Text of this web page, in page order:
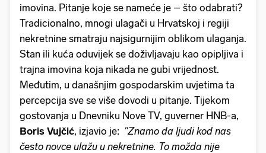
imovina. Pitanje koje se nameće je – što odabrati?
Tradicionalno, mnogi ulagači u Hrvatskoj i regiji
nekretnine smatraju najsigurnijim oblikom ulaganja.
Stan ili kuća oduvijek se doživljavaju kao opipljiva i
trajna imovina koja nikada ne gubi vrijednost.
Međutim, u današnjim gospodarskim uvjetima ta
percepcija sve se više dovodi u pitanje. Tijekom
gostovanja u Dnevniku Nove TV, guverner HNB-a,
Boris Vujčić, izjavio je: ''Znamo da ljudi kod nas
često novce ulažu u nekretnine. To možda nije